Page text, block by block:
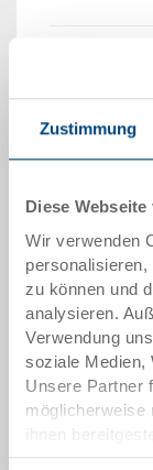
Zustimmung
Diese
Wir verwenden
zu können und
analysieren.
Verwendung
soziale Medien,
Unsere Partner
möglicherweise
Nutzung der
In den
ab 50 Stück
ab 100 Stück
ab 250 Stück